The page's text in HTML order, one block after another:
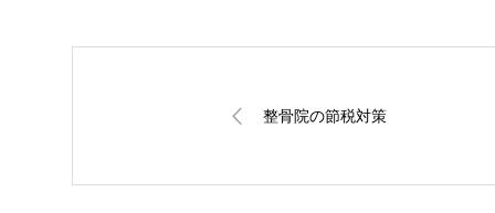
整骨院の節税対策